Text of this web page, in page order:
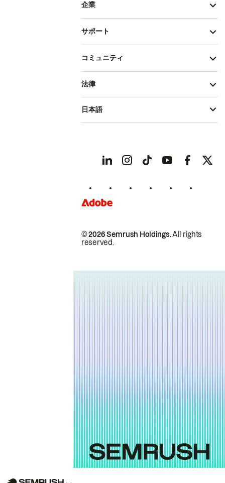
企業
サポート
コミュニティ
© 2026 Semrush Holdings.All rights
reserved.
法律
日本語